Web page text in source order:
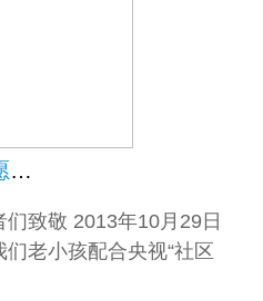
向默默无声的摄影志愿者们致敬
致敬 2013年10月29日
老小孩配合央视“社区